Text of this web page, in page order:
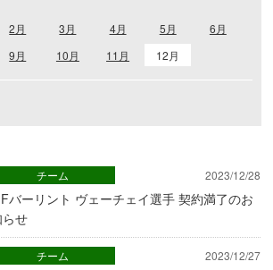
2月 3月 4月 5月
6月
9月 10月 11月 12月
2023/12/28
バーリント ヴェーチェイ選手 契約満了のお
せ
チーム
2023/12/27
チーム